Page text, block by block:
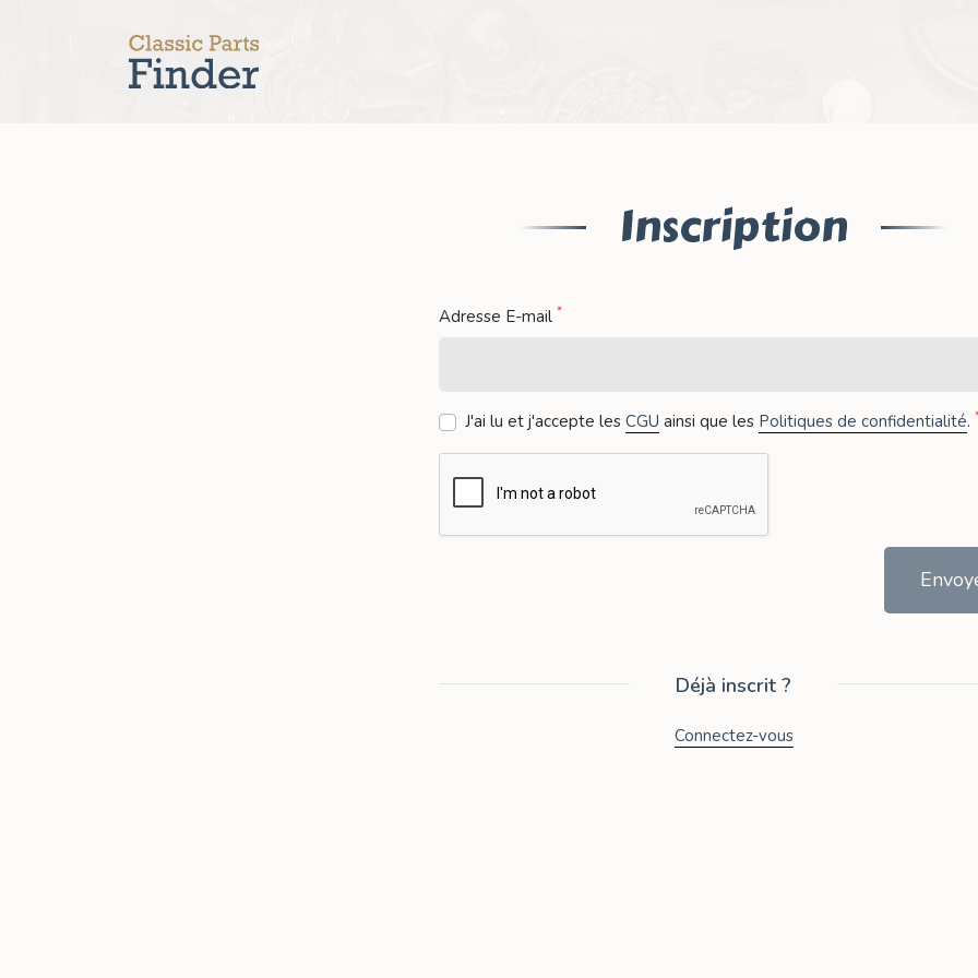
Inscription
Adresse E-mail *
J'ai lu et j'accepte les CGU ainsi que les Politiques de confidentialité.
Déjà inscrit ?
Connectez-vous